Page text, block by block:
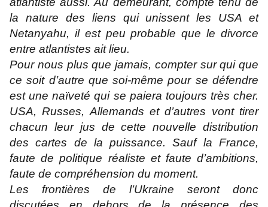
la nature des liens qui unissent les USA et
Netanyahu, il est peu probable que le divorce
entre atlantistes ait lieu.
Pour nous plus que jamais, compter sur qui que
ce soit d’autre que soi-même pour se défendre
est une naïveté qui se paiera toujours très cher.
USA, Russes, Allemands et d’autres vont tirer
chacun leur jus de cette nouvelle distribution
des cartes de la puissance. Sauf la France,
faute de politique réaliste et faute d’ambitions,
faute de compréhension du moment.
Les frontières de l’Ukraine seront donc